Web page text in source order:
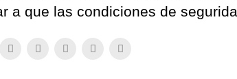
a que las condiciones de